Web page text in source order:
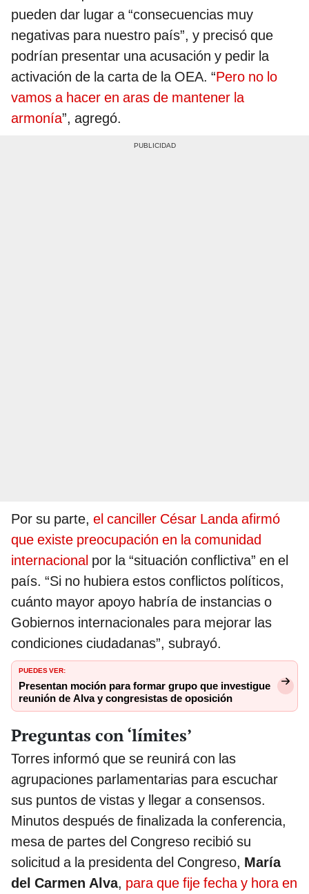
pueden dar lugar a “consecuencias muy
negativas para nuestro país”, y precisó que
podrían presentar una acusación y pedir la
activación de la carta de la OEA. “Pero no lo
vamos a hacer en aras de mantener la
armonía”, agregó.
Por su parte, el canciller César Landa afirmó
que existe preocupación en la comunidad
internacional por la “situación conflictiva” en el
país. “Si no hubiera estos conflictos políticos,
cuánto mayor apoyo habría de instancias o
Gobiernos internacionales para mejorar las
condiciones ciudadanas”, subrayó.
PUEDES VER:
Presentan moción para formar grupo que investigue
reunión de Alva y congresistas de oposición
Preguntas con ‘límites’
Torres informó que se reunirá con las
agrupaciones parlamentarias para escuchar
sus puntos de vistas y llegar a consensos.
Minutos después de finalizada la conferencia,
mesa de partes del Congreso recibió su
solicitud a la presidenta del Congreso, María
del Carmen Alva, para que fije fecha y hora en